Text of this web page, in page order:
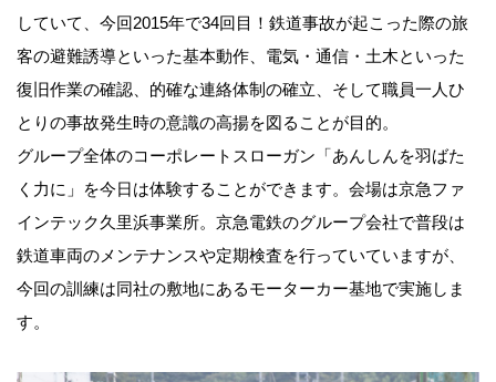
していて、今回2015年で34回目！鉄道事故が起こった際の旅
客の避難誘導といった基本動作、電気・通信・土木といった
復旧作業の確認、的確な連絡体制の確立、そして職員一人ひ
とりの事故発生時の意識の高揚を図ることが目的。
グループ全体のコーポレートスローガン「あんしんを羽ばた
く力に」を今日は体験することができます。会場は京急ファ
インテック久里浜事業所。京急電鉄のグループ会社で普段は
鉄道車両のメンテナンスや定期検査を行っていていますが、
今回の訓練は同社の敷地にあるモーターカー基地で実施しま
す。